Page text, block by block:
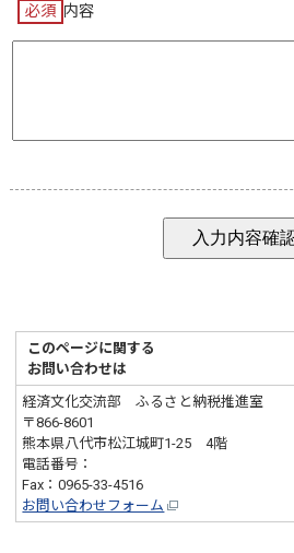
必須 内容
このページに関する
お問い合わせは
経済文化交流部 ふるさと納税推進室
〒866-8601
熊本県八代市松江城町1-25 4階
電話番号：
Fax：0965-33-4516
お問い合わせフォーム